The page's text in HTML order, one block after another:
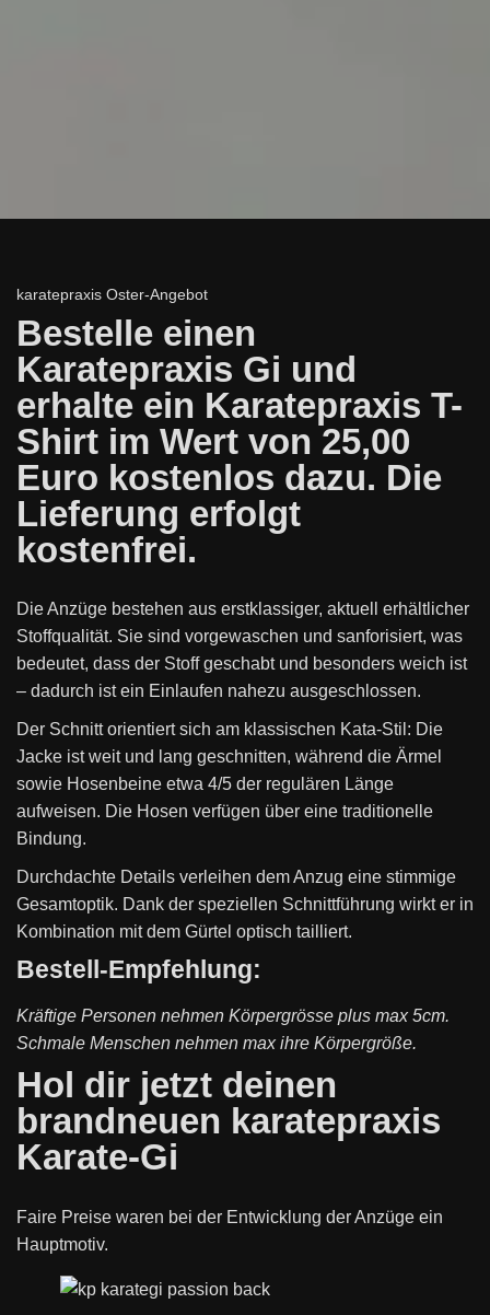
karatepraxis Oster-Angebot
Bestelle einen
Karatepraxis Gi und
erhalte ein Karatepraxis T-
Shirt im Wert von 25,00
Euro kostenlos dazu. Die
Lieferung erfolgt
kostenfrei.
Die Anzüge bestehen aus erstklassiger, aktuell erhältlicher
Stoffqualität. Sie sind vorgewaschen und sanforisiert, was
bedeutet, dass der Stoff geschabt und besonders weich ist
– dadurch ist ein Einlaufen nahezu ausgeschlossen.
Der Schnitt orientiert sich am klassischen Kata-Stil: Die
Jacke ist weit und lang geschnitten, während die Ärmel
sowie Hosenbeine etwa 4/5 der regulären Länge
aufweisen. Die Hosen verfügen über eine traditionelle
Bindung.
Durchdachte Details verleihen dem Anzug eine stimmige
Gesamtoptik. Dank der speziellen Schnittführung wirkt er in
Kombination mit dem Gürtel optisch tailliert.
Bestell-Empfehlung:
Kräftige Personen nehmen Körpergrösse plus max 5cm.
Schmale Menschen nehmen max ihre Körpergröße.
Hol dir jetzt deinen
brandneuen karatepraxis
Karate-Gi
Faire Preise waren bei der Entwicklung der Anzüge ein
Hauptmotiv.